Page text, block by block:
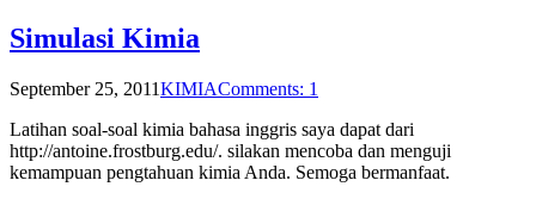
Simulasi Kimia
September 25, 2011KIMIAComments: 1
Latihan soal-soal kimia bahasa inggris saya dapat dari
http://antoine.frostburg.edu/. silakan mencoba dan menguji
kemampuan pengtahuan kimia Anda. Semoga bermanfaat.